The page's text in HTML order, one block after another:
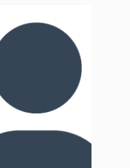
Angela
Baranes